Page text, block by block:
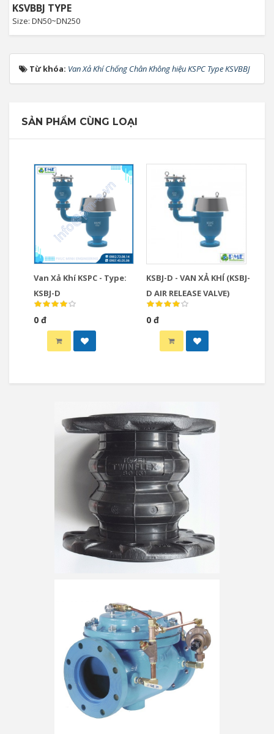
KSVBBJ TYPE
Size: DN50~DN250
Từ khóa: Van Xả Khí Chống Chân Không hiệu KSPC Type KSVBBJ
SẢN PHẨM CÙNG LOẠI
Van Xả Khí KSPC - Type:
KSBJ-D
0 đ
KSBJ-D - VAN XẢ KHÍ (KSBJ-
D AIR RELEASE VALVE)
0 đ